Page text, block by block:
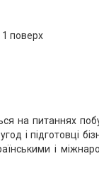
1 поверх
на питаннях
і підготовці
і